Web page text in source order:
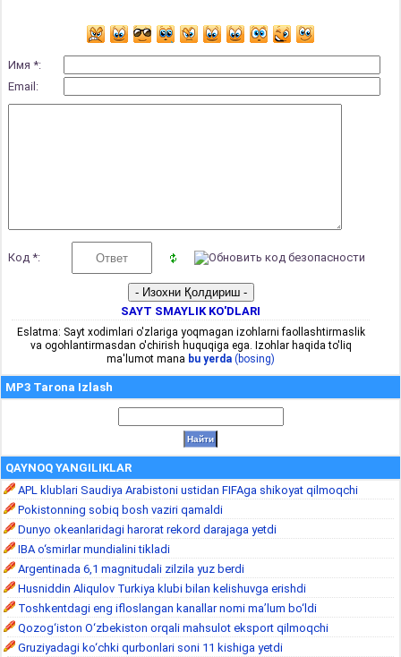
Имя *:
Email:
Код *:
SAYT SMAYLIK KO'DLARI
Eslatma: Sayt xodimlari o'zlariga yoqmagan izohlarni faollashtirmaslik
va ogohlantirmasdan o'chirish huquqiga ega. Izohlar haqida to'liq
ma'lumot mana bu yerda (bosing)
MP3 Tarona Izlash
QAYNOQ YANGILIKLAR
APL klublari Saudiya Arabistoni ustidan FIFAga shikoyat qilmoqchi
Pokistonning sobiq bosh vaziri qamaldi
Dunyo okeanlaridagi harorat rekord darajaga yetdi
IBA o‘smirlar mundialini tikladi
Argentinada 6,1 magnitudali zilzila yuz berdi
Husniddin Aliqulov Turkiya klubi bilan kelishuvga erishdi
Toshkentdagi eng ifloslangan kanallar nomi ma’lum bo‘ldi
Qozog‘iston O‘zbekiston orqali mahsulot eksport qilmoqchi
Gruziyadagi ko‘chki qurbonlari soni 11 kishiga yetdi